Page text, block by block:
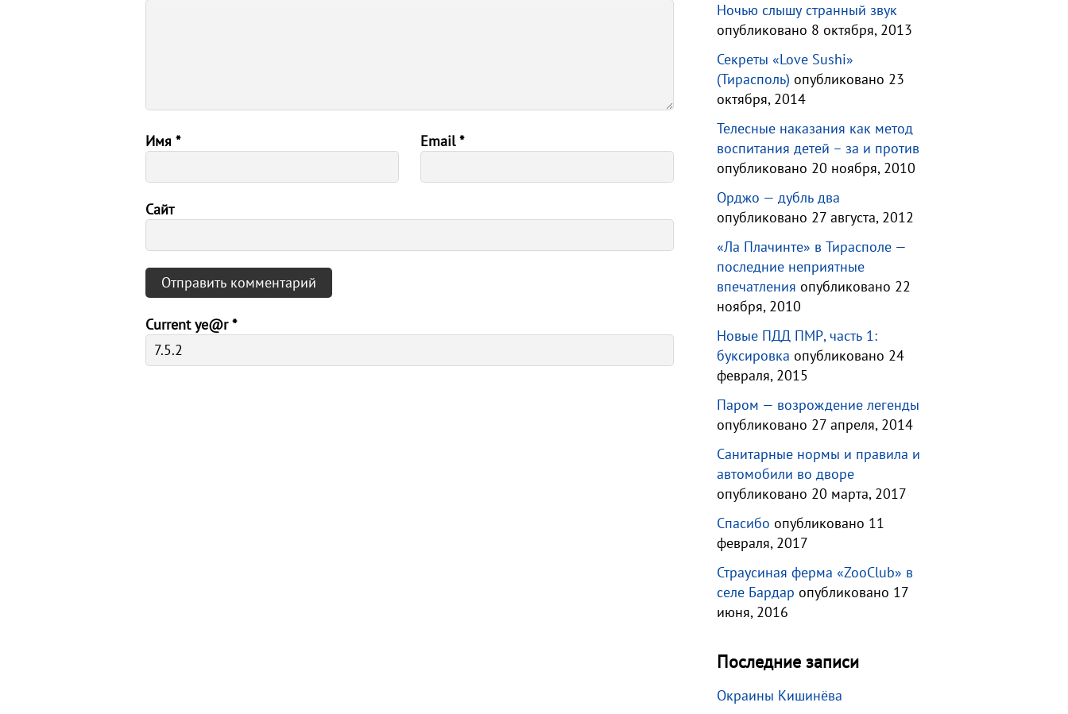
Имя * Email*
Сайт
Current ye@r*
Ночью слышу странный звук
опубликовано 8 октября, 2013
Секреты «Love Sushi»
(Тирасполь) опубликовано 23
октября, 2014
Телесные наказания как метод
воспитания детей – за и против
опубликовано 20 ноября, 2010
Орджо — дубль два
опубликовано 27 августа, 2012
«Ла Плачинте» в Тирасполе —
последние неприятные
впечатления опубликовано 22
ноября, 2010
Новые ПДД ПМР, часть 1:
буксировка опубликовано 24
февраля, 2015
Паром — возрождение легенды
опубликовано 27 апреля, 2014
Санитарные нормы и правила и
автомобили во дворе
опубликовано 20 марта, 2017
Спасибо опубликовано 11
февраля, 2017
Страусиная ферма «ZooClub» в
селе Бардар опубликовано 17
июня, 2016
Последние записи
Окраины Кишинёва